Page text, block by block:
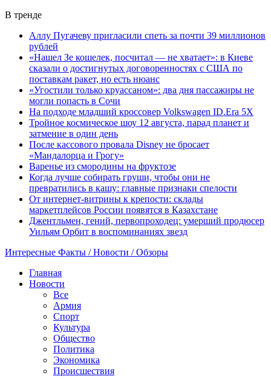
В тренде
Аллу Пугачеву пригласили спеть за почти 39 миллионов
рублей
«Нашел Зе кошелек, посчитал — не хватает»: в Киеве
сказали о достигнутых договоренностях с США по
поставкам ракет, но есть нюанс
«Угостили только круассаном»: два дня пассажиры не
могли попасть в Сочи
На подходе младший кроссовер Volkswagen ID.Era 5X
Тройное космическое шоу 12 августа, парад планет и
затмение в один день
После кассового провала Disney не бросает
«Мандалорца и Грогу»
Варенье из смородины на фруктозе
Когда лучше собирать груши, чтобы они не
превратились в кашу: главные признаки спелости
От интернет-витрины к крепости: склады
маркетплейсов России появятся в Казахстане
Джентльмен, гений, первопроходец: умерший продюсер
Уильям Орбит в воспоминаниях звезд
Интересные Факты / Новости / Обзоры
Главная
Новости
Все
Армия
Спорт
Культура
Общество
Политика
Экономика
Происшествия